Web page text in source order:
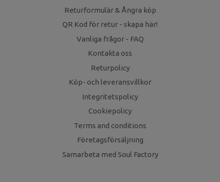
Returformulär & Ångra köp
QR Kod för retur - skapa här!
Vanliga frågor - FAQ
Kontakta oss
Returpolicy
Köp- och leveransvillkor
Integritetspolicy
Cookiepolicy
Terms and conditions
Företagsförsäljning
Samarbeta med Soul Factory